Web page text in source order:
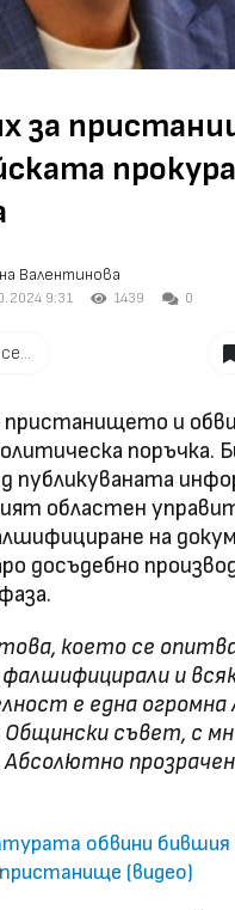
за
Валентинова
9:31 1439 0
и
публикуваната
областен
на
досъдебно
което се
и
е една огромна
съвет, с
обвини
(видео)